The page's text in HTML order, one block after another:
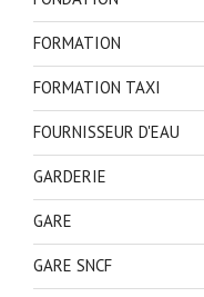
FORMATION
FORMATION TAXI
FOURNISSEUR D'EAU
GARDERIE
GARE
GARE SNCF